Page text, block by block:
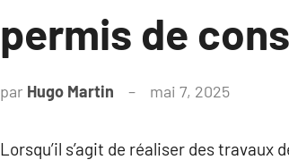
permis de
par Hugo Martin mai 7, 2025
Lorsqu’il s’agit de réaliser des